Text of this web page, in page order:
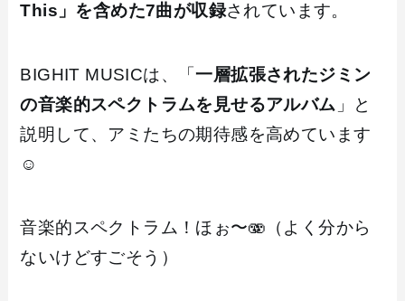
This」を含めた7曲が収録されています。
BIGHIT MUSICは、「一層拡張されたジミン
の音楽的スペクトラムを見せるアルバム 」と
説明して、アミたちの期待感を高めています
☺️
音楽的スペクトラム！ほぉ〜🫨（よく分から
ないけどすごそう）